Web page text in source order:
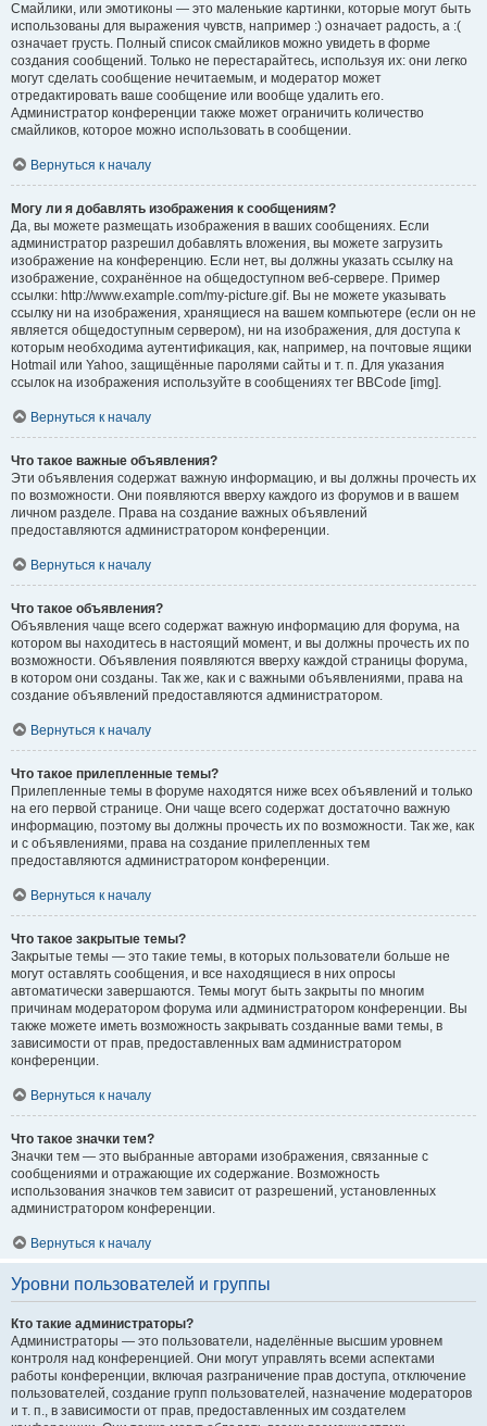
Смайлики, или эмотиконы — это маленькие картинки, которые могут быть
использованы для выражения чувств, например :) означает радость, а :(
означает грусть. Полный список смайликов можно увидеть в форме
создания сообщений. Только не перестарайтесь, используя их: они легко
могут сделать сообщение нечитаемым, и модератор может
отредактировать ваше сообщение или вообще удалить его.
Администратор конференции также может ограничить количество
смайликов, которое можно использовать в сообщении.
Вернуться к началу
Могу ли я добавлять изображения к сообщениям?
Да, вы можете размещать изображения в ваших сообщениях. Если
администратор разрешил добавлять вложения, вы можете загрузить
изображение на конференцию. Если нет, вы должны указать ссылку на
изображение, сохранённое на общедоступном веб-сервере. Пример
ссылки: http://www.example.com/my-picture.gif. Вы не можете указывать
ссылку ни на изображения, хранящиеся на вашем компьютере (если он не
является общедоступным сервером), ни на изображения, для доступа к
которым необходима аутентификация, как, например, на почтовые ящики
Hotmail или Yahoo, защищённые паролями сайты и т. п. Для указания
ссылок на изображения используйте в сообщениях тег BBCode [img].
Вернуться к началу
Что такое важные объявления?
Эти объявления содержат важную информацию, и вы должны прочесть их
по возможности. Они появляются вверху каждого из форумов и в вашем
личном разделе. Права на создание важных объявлений
предоставляются администратором конференции.
Вернуться к началу
Что такое объявления?
Объявления чаще всего содержат важную информацию для форума, на
котором вы находитесь в настоящий момент, и вы должны прочесть их по
возможности. Объявления появляются вверху каждой страницы форума,
в котором они созданы. Так же, как и с важными объявлениями, права на
создание объявлений предоставляются администратором.
Вернуться к началу
Что такое прилепленные темы?
Прилепленные темы в форуме находятся ниже всех объявлений и только
на его первой странице. Они чаще всего содержат достаточно важную
информацию, поэтому вы должны прочесть их по возможности. Так же, как
и с объявлениями, права на создание прилепленных тем
предоставляются администратором конференции.
Вернуться к началу
Что такое закрытые темы?
Закрытые темы — это такие темы, в которых пользователи больше не
могут оставлять сообщения, и все находящиеся в них опросы
автоматически завершаются. Темы могут быть закрыты по многим
причинам модератором форума или администратором конференции. Вы
также можете иметь возможность закрывать созданные вами темы, в
зависимости от прав, предоставленных вам администратором
конференции.
Вернуться к началу
Что такое значки тем?
Значки тем — это выбранные авторами изображения, связанные с
сообщениями и отражающие их содержание. Возможность
использования значков тем зависит от разрешений, установленных
администратором конференции.
Вернуться к началу
Уровни пользователей и группы
Кто такие администраторы?
Администраторы — это пользователи, наделённые высшим уровнем
контроля над конференцией. Они могут управлять всеми аспектами
работы конференции, включая разграничение прав доступа, отключение
пользователей, создание групп пользователей, назначение модераторов
и т. п., в зависимости от прав, предоставленных им создателем